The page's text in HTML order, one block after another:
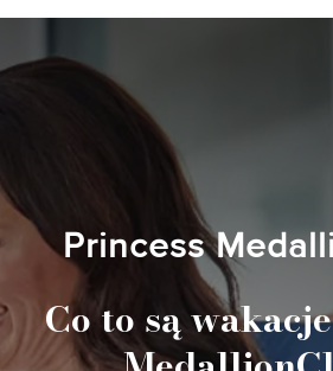
Princess
Co to są